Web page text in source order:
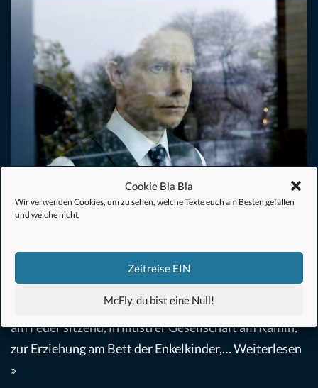
Cookie Bla Bla
Wir verwenden Cookies, um zu sehen, welche Texte euch am Besten gefallen
und welche nicht.
Zeitreise EIN
McFly, du bist eine Null!
Ghost Stories (2017) – Filmkritik
Fantasy,Film,Horror,Thriller vonNiels 19. April 2018
„Glaubst du an Geister?“ Seit jeher erzählen sich die
Menschen Gruselgeschichten. Ob nun nach der Jagd
am Feuer sitzend, in illustrer Gesellschaft am Kamin,
zur Erziehung am Bett der Enkelkinder,…Weiterlesen
»